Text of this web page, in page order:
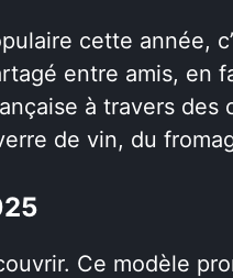
cette année,
entre amis, en
à travers des
de vin, du
Ce modèle